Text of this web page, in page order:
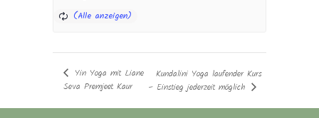
Yin Yoga mit Liane
Seva Premjeet Kaur
Kundalini Yoga laufender Kurs
– Einstieg jederzeit möglich